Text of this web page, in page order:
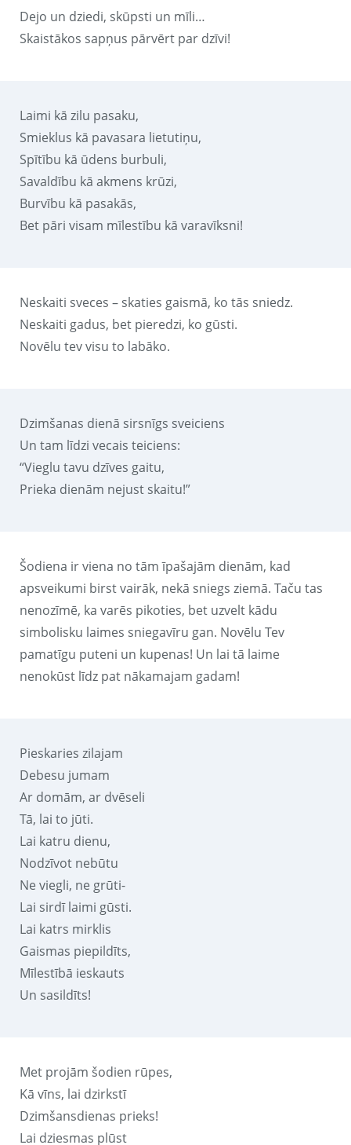
Dejo un dziedi, skūpsti un mīli…
Skaistākos sapņus pārvērt par dzīvi!
Laimi kā zilu pasaku,
Smieklus kā pavasara lietutiņu,
Spītību kā ūdens burbuli,
Savaldību kā akmens krūzi,
Burvību kā pasakās,
Bet pāri visam mīlestību kā varavīksni!
Neskaiti sveces – skaties gaismā, ko tās sniedz.
Neskaiti gadus, bet pieredzi, ko gūsti.
Novēlu tev visu to labāko.
Dzimšanas dienā sirsnīgs sveiciens
Un tam līdzi vecais teiciens:
“Vieglu tavu dzīves gaitu,
Prieka dienām nejust skaitu!”
Šodiena ir viena no tām īpašajām dienām, kad
apsveikumi birst vairāk, nekā sniegs ziemā. Taču tas
nenozīmē, ka varēs pikoties, bet uzvelt kādu
simbolisku laimes sniegavīru gan. Novēlu Tev
pamatīgu puteni un kupenas! Un lai tā laime
nenokūst līdz pat nākamajam gadam!
Pieskaries zilajam
Debesu jumam
Ar domām, ar dvēseli
Tā, lai to jūti.
Lai katru dienu,
Nodzīvot nebūtu
Ne viegli, ne grūti-
Lai sirdī laimi gūsti.
Lai katrs mirklis
Gaismas piepildīts,
Mīlestībā ieskauts
Un sasildīts!
Met projām šodien rūpes,
Kā vīns, lai dzirkstī
Dzimšansdienas prieks!
Lai dziesmas plūst